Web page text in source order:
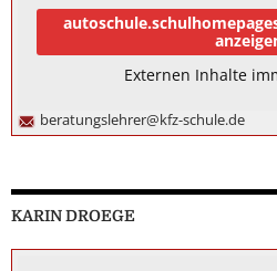
Externen Inhalte
beratungslehrer@kfz-schule.de
KARIN DROEGE